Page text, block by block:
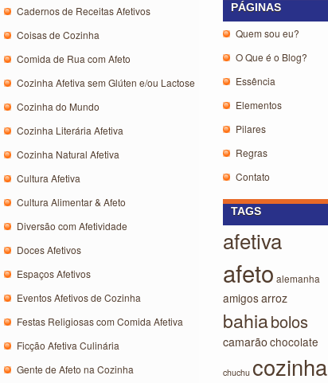
Cadernos de Receitas Afetivos
Coisas de Cozinha
Comida de Rua com Afeto
Cozinha Afetiva sem Glúten e/ou Lactose
Cozinha do Mundo
Cozinha Literária Afetiva
Cozinha Natural Afetiva
Cultura Afetiva
Cultura Alimentar & Afeto
Diversão com Afetividade
Doces Afetivos
Espaços Afetivos
Eventos Afetivos de Cozinha
Festas Religiosas com Comida Afetiva
Ficção Afetiva Culinária
Gente de Afeto na Cozinha
PÁGINAS
Quem sou eu?
O Que é o Blog?
Essência
Elementos
Pilares
Regras
Contato
TAGS
afetiva
afeto alemanha
amigosarroz
bahiabolos
camarãochocolate
chuchu cozinha